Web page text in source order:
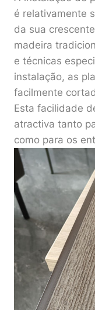
é relativamente
da sua
madeira
e técnicas
instalação, as
facilmente
Esta facilidade
atractiva tanto
como para os